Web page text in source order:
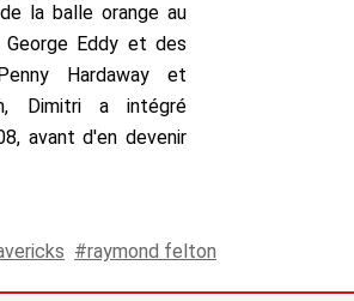
la balle orange au
Eddy et des
Hardaway et
Dimitri a intégré
avant d'en devenir
raymond felton